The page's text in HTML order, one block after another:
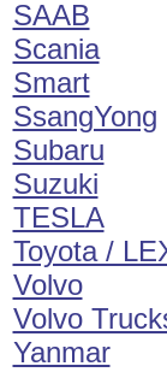
SAAB
Scania
Smart
SsangYong
Subaru
Suzuki
TESLA
Toyota /
Volvo
Volvo
Yanmar